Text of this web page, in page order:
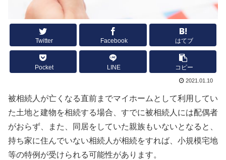
Twitter Facebook はてブ
Pocket LINE コピー
2021.01.10
被相続人が亡くなる直前までマイホームとして利用してい
た土地と建物を相続する場合、すでに被相続人には配偶者
がおらず、また、同居をしていた親族もいないとなると、
持ち家に住んでいない相続人が相続をすれば、小規模宅地
等の特例が受けられる可能性があります。